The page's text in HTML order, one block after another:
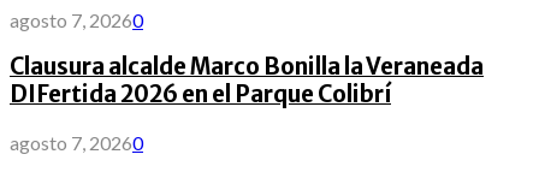
agosto 7, 20260
Clausura alcalde Marco Bonilla la Veraneada
DIFertida 2026 en el Parque Colibrí
agosto 7, 20260